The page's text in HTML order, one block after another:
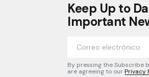
Keep Up to
Important
By pressing the Subscribe
are agreeing to ourPrivacy